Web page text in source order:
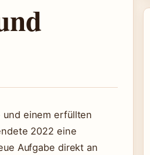
einem erfüllten
2022 eine
Aufgabe direkt an